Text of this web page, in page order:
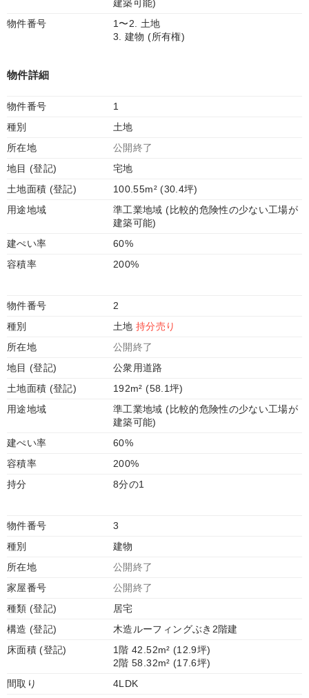
建築可能)
物件番号
1〜2. 土地
3. 建物 (所有権)
物件詳細
物件番号
1
種別
土地
所在地
公開終了
地目 (登記)
宅地
土地面積 (登記)
100.55m² (30.4坪)
用途地域
準工業地域 (比較的危険性の少ない工場が
建築可能)
建ぺい率
60%
容積率
200%
物件番号
2
種別
土地持分売り
所在地
公開終了
地目 (登記)
公衆用道路
土地面積 (登記)
192m² (58.1坪)
用途地域
準工業地域 (比較的危険性の少ない工場が
建築可能)
建ぺい率
60%
容積率
200%
持分
8分の1
物件番号
3
種別
建物
所在地
公開終了
家屋番号
公開終了
種類 (登記)
居宅
構造 (登記)
木造ルーフィングぶき2階建
床面積 (登記)
1階 42.52m² (12.9坪)
2階 58.32m² (17.6坪)
間取り
4LDK